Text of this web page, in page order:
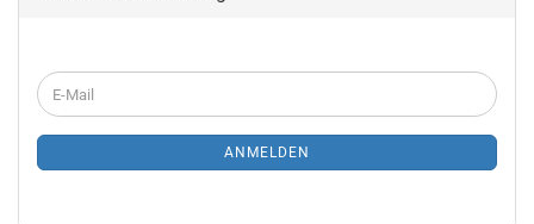
WEITER
ZUR
ANMELDUNG
E-
Mail
ANMELDEN